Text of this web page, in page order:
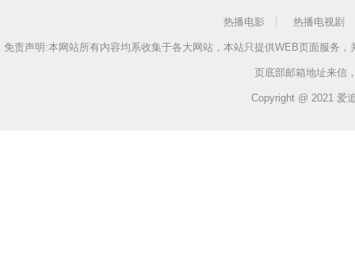
热播电影 热播电视剧
免责声明:本网站所有内容均系收集于各大网站，本站只提供WEB页面服务
页底部邮箱地址来信
Copyright @ 2021 爱